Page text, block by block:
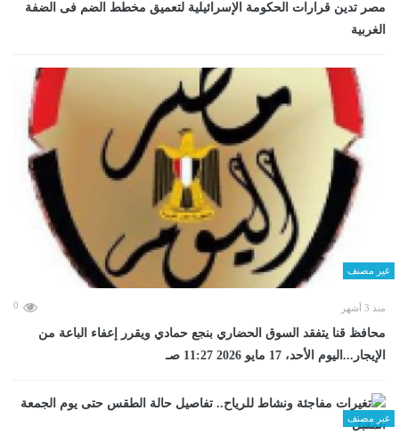
مصر تدين قرارات الحكومة الإسرائيلية لتعميق مخطط الضم فى الضفة
الغربية
غير مصنف
منذ 3 أشهر 0
محافظ قنا يتفقد السوق الحضاري بنجع حمادي ويقرر إعفاء الباعة من
الإيجار...اليوم الأحد، 17 مايو 2026 11:27 صـ
غير مصنف